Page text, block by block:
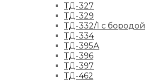
ТД-327
ТД-329
ТД-332/1 с бородой
ТД-334
ТД-395А
ТД-396
ТД-397
ТД-462